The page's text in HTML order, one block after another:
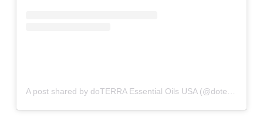
A post shared by doTERRA Essential Oils USA (@doterra)